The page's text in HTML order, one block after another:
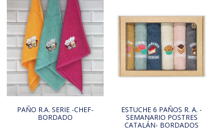
PAÑO R.A. SERIE -CHEF-
BORDADO
ESTUCHE 6 PAÑOS R. A. -
SEMANARIO POSTRES
CATALÁN- BORDADOS